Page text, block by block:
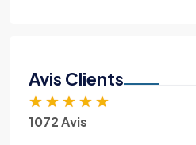
Avis Clients
★ ★ ★ ★ ★
1072 Avis